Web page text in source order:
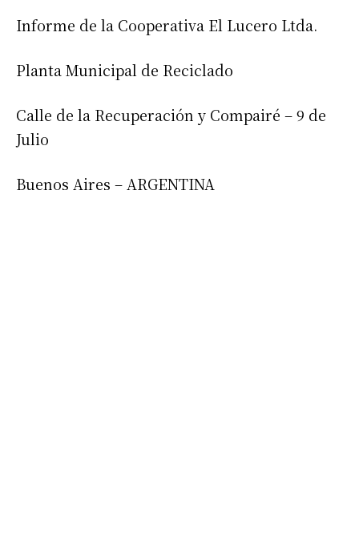
Dirección de correo electrónico*
Informe de la Cooperativa El Lucero Ltda.
Planta Municipal de Reciclado
Calle de la Recuperación y Compairé – 9 de
Julio
Buenos Aires – ARGENTINA